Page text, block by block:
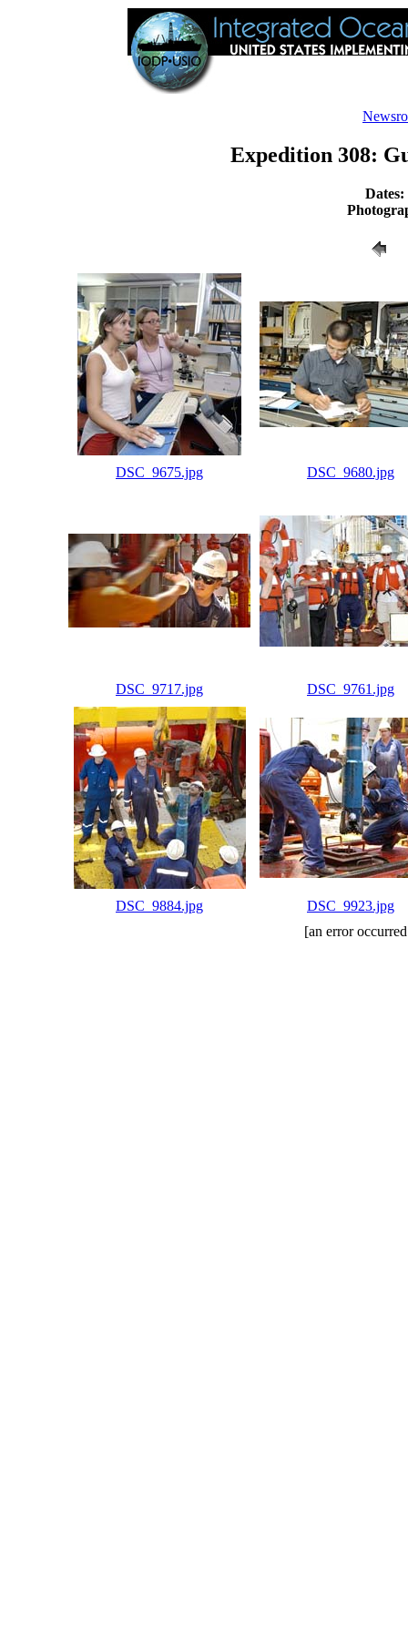
Expedition 308:
Dates:
DSC_9675.jpg DSC_9680.jpg
DSC_9717.jpg DSC_9761.jpg
DSC_9884.jpg
DSC_9923.jpg
[an error